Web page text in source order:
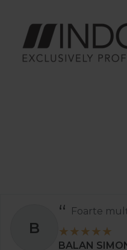
S
Stanciu